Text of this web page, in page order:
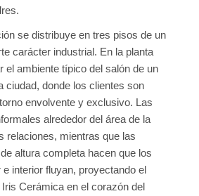
se distribuye en tres pisos de un
carácter industrial. En la planta
el ambiente típico del salón de un
ciudad, donde los clientes son
envolvente y exclusivo. Las
alrededor del área de la
relaciones, mientras que las
altura completa hacen que los
interior fluyan, proyectando el
Cerámica en el corazón del